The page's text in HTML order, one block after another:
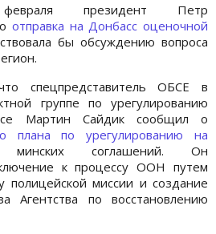
президент Петр
отправка на Донбасс оценочной
бы обсуждению вопроса
спецпредставитель ОБСЕ в
группе по урегулированию
Мартин Сайдик сообщил о
плана по урегулированию на
соглашений. Он
к процессу ООН путем
полицейской миссии и создание
Агентства по восстановлению